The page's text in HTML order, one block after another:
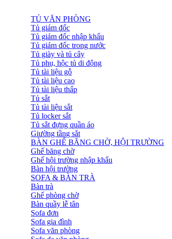
TỦ VĂN PHÒNG
Tủ giám đốc
Tủ giám đốc nhập khẩu
Tủ giám đốc trong nước
Tủ giày và tủ cây
Tủ phụ, hộc tủ di động
Tủ tài liệu gỗ
Tủ tài liệu cao
Tủ tài liệu thấp
Tủ sắt
Tủ tài liệu sắt
Tủ locker sắt
Tủ sắt đựng quần áo
Giường tầng sắt
BÀN GHẾ BĂNG CHỜ, HỘI TRƯỜNG
Ghế băng chờ
Ghế hội trường nhập khẩu
Bàn hội trường
SOFA & BÀN TRÀ
Bàn trà
Ghế phòng chờ
Bàn quầy lễ tân
Sofa đơn
Sofa gia đình
Sofa văn phòng